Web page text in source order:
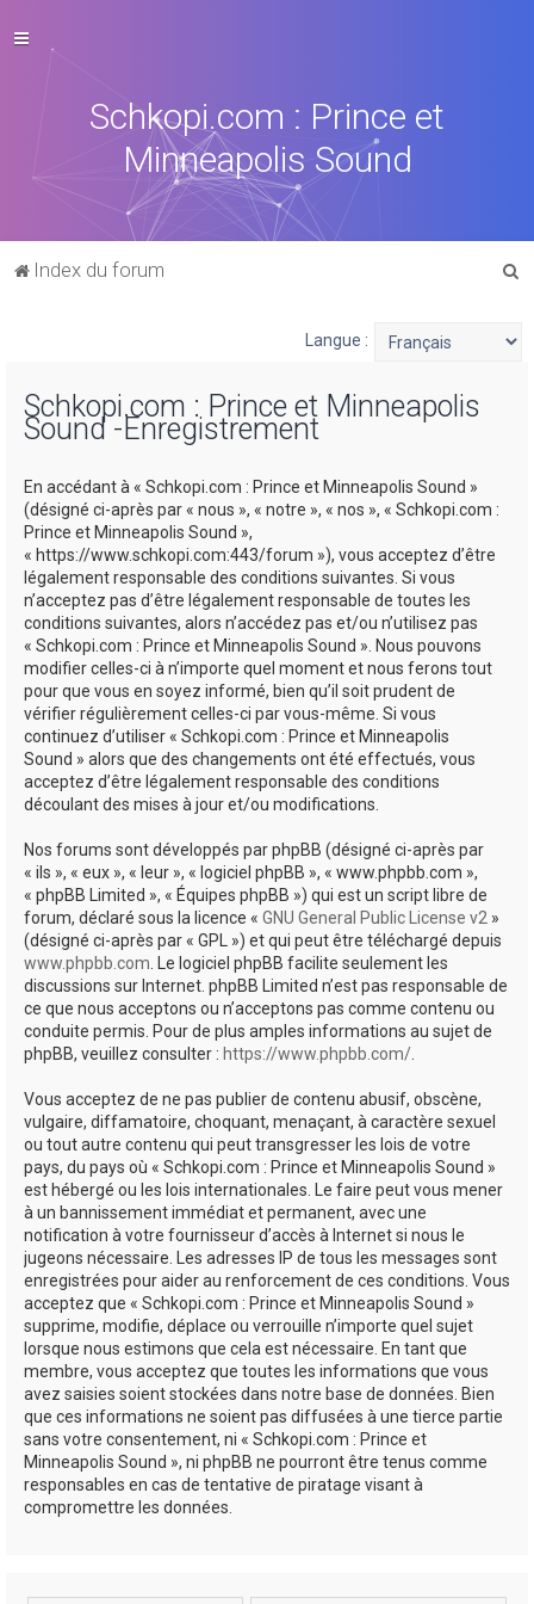
Schkopi.com : Prince et
Minneapolis Sound
Index du forum
Langue :
Schkopi.com : Prince et Minneapolis
Sound -Enregistrement
En accédant à « Schkopi.com : Prince et Minneapolis Sound »
(désigné ci-après par « nous », « notre », « nos », « Schkopi.com :
Prince et Minneapolis Sound »,
« https://www.schkopi.com:443/forum »), vous acceptez d’être
légalement responsable des conditions suivantes. Si vous
n’acceptez pas d’être légalement responsable de toutes les
conditions suivantes, alors n’accédez pas et/ou n’utilisez pas
« Schkopi.com : Prince et Minneapolis Sound ». Nous pouvons
modifier celles-ci à n’importe quel moment et nous ferons tout
pour que vous en soyez informé, bien qu’il soit prudent de
vérifier régulièrement celles-ci par vous-même. Si vous
continuez d’utiliser « Schkopi.com : Prince et Minneapolis
Sound » alors que des changements ont été effectués, vous
acceptez d’être légalement responsable des conditions
découlant des mises à jour et/ou modifications.
Nos forums sont développés par phpBB (désigné ci-après par
« ils », « eux », « leur », « logiciel phpBB », « www.phpbb.com »,
« phpBB Limited », « Équipes phpBB ») qui est un script libre de
forum, déclaré sous la licence « GNU General Public License v2 »
(désigné ci-après par « GPL ») et qui peut être téléchargé depuis
www.phpbb.com . Le logiciel phpBB facilite seulement les
discussions sur Internet. phpBB Limited n’est pas responsable de
ce que nous acceptons ou n’acceptons pas comme contenu ou
conduite permis. Pour de plus amples informations au sujet de
phpBB, veuillez consulter : https://www.phpbb.com/
Vous acceptez de ne pas publier de contenu abusif, obscène,
vulgaire, diffamatoire, choquant, menaçant, à caractère sexuel
ou tout autre contenu qui peut transgresser les lois de votre
pays, du pays où « Schkopi.com : Prince et Minneapolis Sound »
est hébergé ou les lois internationales. Le faire peut vous mener
à un bannissement immédiat et permanent, avec une
notification à votre fournisseur d’accès à Internet si nous le
jugeons nécessaire. Les adresses IP de tous les messages sont
enregistrées pour aider au renforcement de ces conditions. Vous
acceptez que « Schkopi.com : Prince et Minneapolis Sound »
supprime, modifie, déplace ou verrouille n’importe quel sujet
lorsque nous estimons que cela est nécessaire. En tant que
membre, vous acceptez que toutes les informations que vous
avez saisies soient stockées dans notre base de données. Bien
que ces informations ne soient pas diffusées à une tierce partie
sans votre consentement, ni « Schkopi.com : Prince et
Minneapolis Sound », ni phpBB ne pourront être tenus comme
responsables en cas de tentative de piratage visant à
compromettre les données.